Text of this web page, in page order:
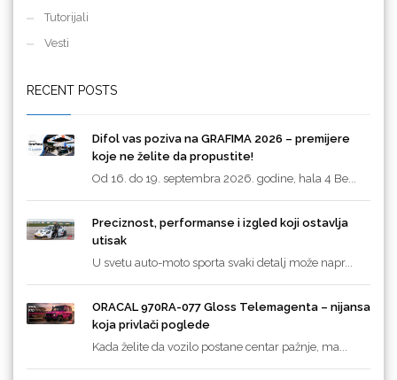
Tutorijali
Vesti
RECENT POSTS
Difol vas poziva na GRAFIMA 2026 – premijere
koje ne želite da propustite!
Od 16. do 19. septembra 2026. godine, hala 4 Be...
Preciznost, performanse i izgled koji ostavlja
utisak
U svetu auto-moto sporta svaki detalj može napr...
ORACAL 970RA-077 Gloss Telemagenta – nijansa
koja privlači poglede
Kada želite da vozilo postane centar pažnje, ma...